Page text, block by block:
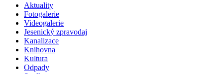
Aktuality
Fotogalerie
Videogalerie
Jesenický zpravodaj
Kanalizace
Knihovna
Kultura
Odpady